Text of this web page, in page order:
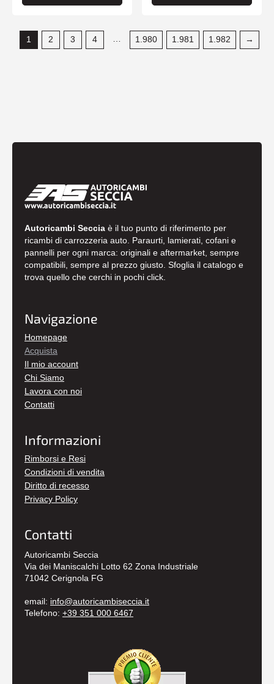
1 2 3 4 … 1.980 1.981 1.982 →
Autoricambi Seccia è il tuo punto di riferimento per
ricambi di carrozzeria auto. Paraurti, lamierati, cofani e
pannelli per ogni marca: originali e aftermarket, sempre
compatibili, sempre al prezzo giusto. Sfoglia il catalogo e
trova quello che cerchi in pochi click.
Navigazione
Homepage
Acquista
Il mio account
Chi Siamo
Lavora con noi
Contatti
Informazioni
Rimborsi e Resi
Condizioni di vendita
Diritto di recesso
Privacy Policy
Contatti
Autoricambi Seccia
Via dei Maniscalchi Lotto 62 Zona Industriale
71042 Cerignola FG
email: info@autoricambiseccia.it
Telefono: +39 351 000 6467